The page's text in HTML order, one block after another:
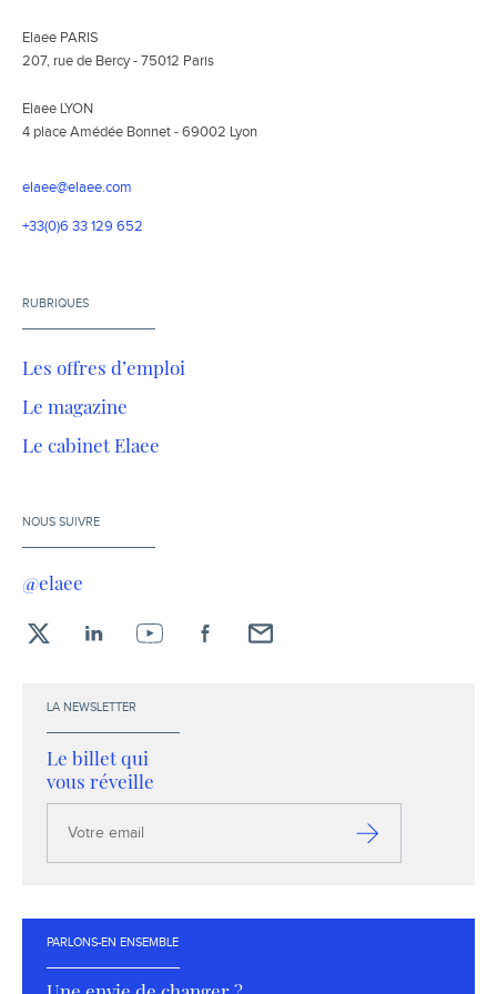
Elaee PARIS
207, rue de Bercy - 75012 Paris
Elaee LYON
4 place Amédée Bonnet - 69002 Lyon
elaee@elaee.com
+33(0)6 33 129 652
RUBRIQUES
Les offres d’emploi
Le magazine
Le cabinet Elaee
NOUS SUIVRE
@elaee
LA NEWSLETTER
Le billet qui
vous réveille
email
S’inscrire
PARLONS-EN ENSEMBLE